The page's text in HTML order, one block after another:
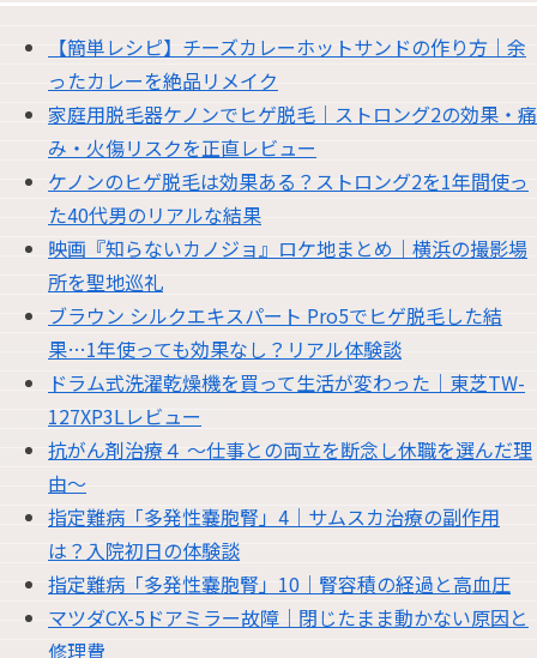
【簡単レシピ】チーズカレーホットサンドの作り方｜余
ったカレーを絶品リメイク
家庭用脱毛器ケノンでヒゲ脱毛｜ストロング2の効果・痛
み・火傷リスクを正直レビュー
ケノンのヒゲ脱毛は効果ある？ストロング2を1年間使っ
た40代男のリアルな結果
映画『知らないカノジョ』ロケ地まとめ｜横浜の撮影場
所を聖地巡礼
ブラウン シルクエキスパート Pro5でヒゲ脱毛した結
果…1年使っても効果なし？リアル体験談
ドラム式洗濯乾燥機を買って生活が変わった｜東芝TW-
127XP3Lレビュー
抗がん剤治療４ 〜仕事との両立を断念し休職を選んだ理
由〜
指定難病「多発性嚢胞腎」4｜サムスカ治療の副作用
は？入院初日の体験談
指定難病「多発性嚢胞腎」10｜腎容積の経過と高血圧
マツダCX-5ドアミラー故障｜閉じたまま動かない原因と
修理費